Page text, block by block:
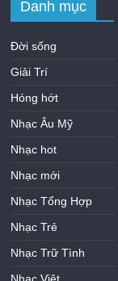
Danh mục
Đời sống
Giải Trí
Hóng hớt
Nhạc Âu Mỹ
Nhạc hot
Nhạc mới
Nhạc Tổng Hợp
Nhạc Trẻ
Nhạc Trữ Tình